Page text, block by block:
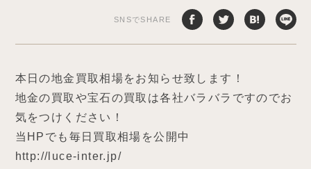
SNSでSHARE
本日の地金買取相場をお知らせ致します！
地金の買取や宝石の買取は各社バラバラですのでお
気をつけください！
当HPでも毎日買取相場を公開中
http://luce-inter.jp/